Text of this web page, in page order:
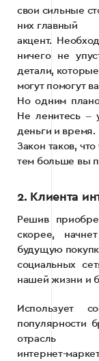
свои сильные
них главный
акцент.
ничего не
детали, которые
могут помогут
Но одним
Не ленитесь ‒
деньги и время.
Закон таков,
тем больше вы
2. Клиента
Решив
скорее,
будущую
социальных
нашей жизни и
Использует
популярности
отрасль
интернет-